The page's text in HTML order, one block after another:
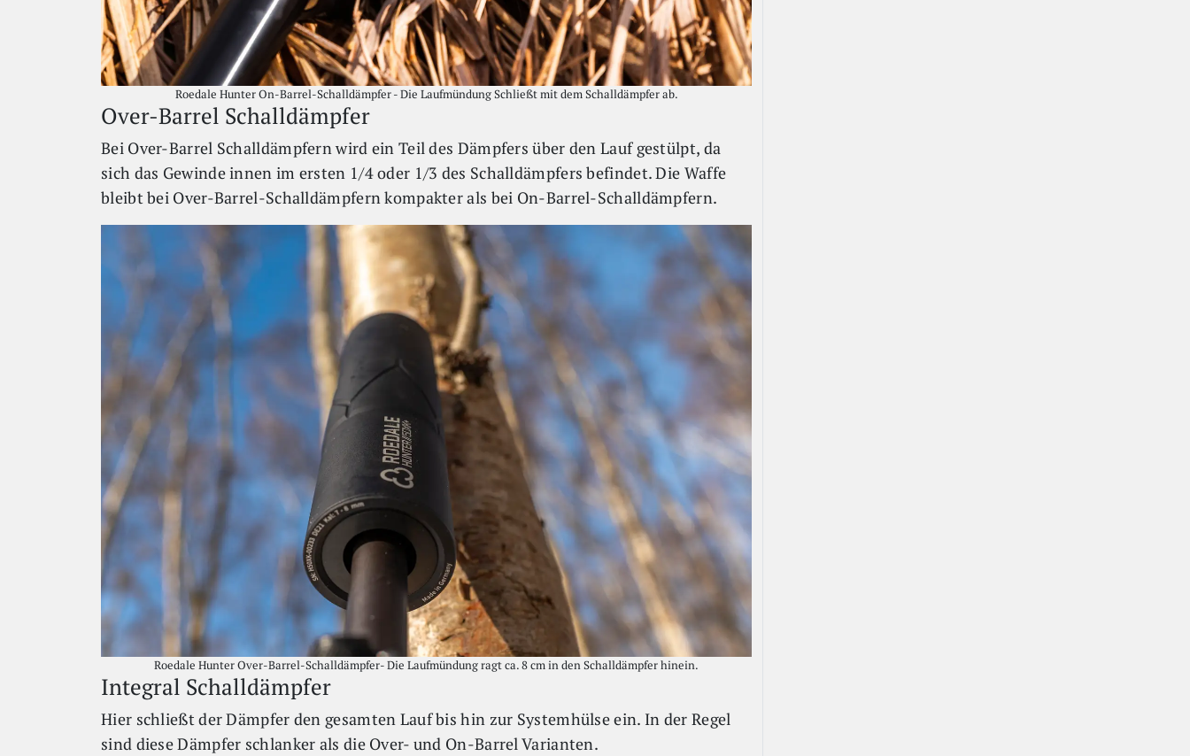
Roedale Hunter On-Barrel-Schalldämpfer - Die Laufmündung Schließt mit dem Schalldämpfer ab.
Over-Barrel Schalldämpfer
Bei Over-Barrel Schalldämpfern wird ein Teil des Dämpfers über den Lauf gestülpt, da
sich das Gewinde innen im ersten 1/4 oder 1/3 des Schalldämpfers befindet. Die Waffe
bleibt bei Over-Barrel-Schalldämpfern kompakter als bei On-Barrel-Schalldämpfern.
Roedale Hunter Over-Barrel-Schalldämpfer- Die Laufmündung ragt ca. 8 cm in den Schalldämpfer hinein.
Integral Schalldämpfer
Hier schließt der Dämpfer den gesamten Lauf bis hin zur Systemhülse ein. In der Regel
sind diese Dämpfer schlanker als die Over- und On-Barrel Varianten.